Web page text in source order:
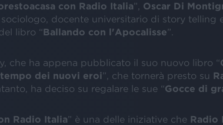
con Radio Italia”, Oscar Di
, sociologo, docente universitario di story telling
libro “Ballando con l'Apocalisse”.
che ha appena pubblicato il suo nuovo libro “
dei nuovi eroi”, che tornerà presto su
ha deciso su regalare le sue “Gocce di
Radio Italia” è una delle iniziative cheRadio